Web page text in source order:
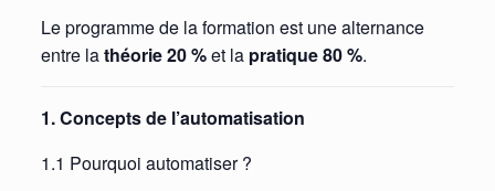
Le programme de la formation est une alternance
entre lathéorie 20 %et la pratique 80 %.
1. Concepts de l’automatisation
1.1 Pourquoi automatiser ?